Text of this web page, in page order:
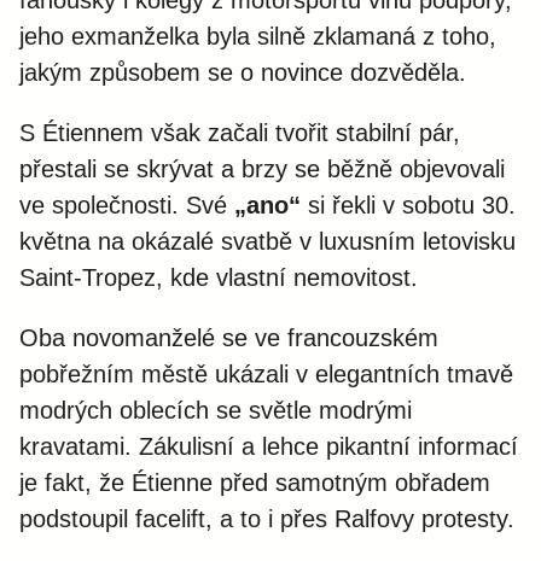
jeho exmanželka byla silně zklamaná z toho,
jakým způsobem se o novince dozvěděla.
S Étiennem však začali tvořit stabilní pár,
přestali se skrývat a brzy se běžně objevovali
ve společnosti. Své „ano“ si řekli v sobotu 30.
května na okázalé svatbě v luxusním letovisku
Saint-Tropez, kde vlastní nemovitost.
Oba novomanželé se ve francouzském
pobřežním městě ukázali v elegantních tmavě
modrých oblecích se světle modrými
kravatami. Zákulisní a lehce pikantní informací
je fakt, že Étienne před samotným obřadem
podstoupil facelift, a to i přes Ralfovy protesty.